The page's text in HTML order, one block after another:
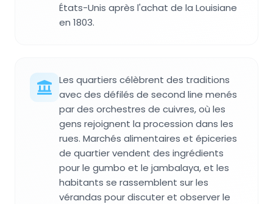
États-Unis après l'achat de la Louisiane
en 1803.
Les quartiers célèbrent des traditions
avec des défilés de second line menés
par des orchestres de cuivres, où les
gens rejoignent la procession dans les
rues. Marchés alimentaires et épiceries
de quartier vendent des ingrédients
pour le gumbo et le jambalaya, et les
habitants se rassemblent sur les
vérandas pour discuter et observer le